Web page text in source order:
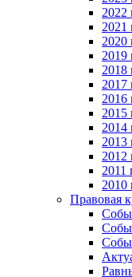
2022
2021
2020
2019
2018
2017
2016
2015
2014
2013
2012
2011
2010
Правовая